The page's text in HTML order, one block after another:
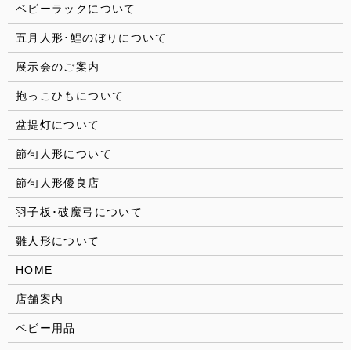
ベビーラックについて
五月人形･鯉のぼりについて
展示会のご案内
抱っこひもについて
盆提灯について
節句人形について
節句人形優良店
羽子板･破魔弓について
雛人形について
HOME
店舗案内
ベビー用品